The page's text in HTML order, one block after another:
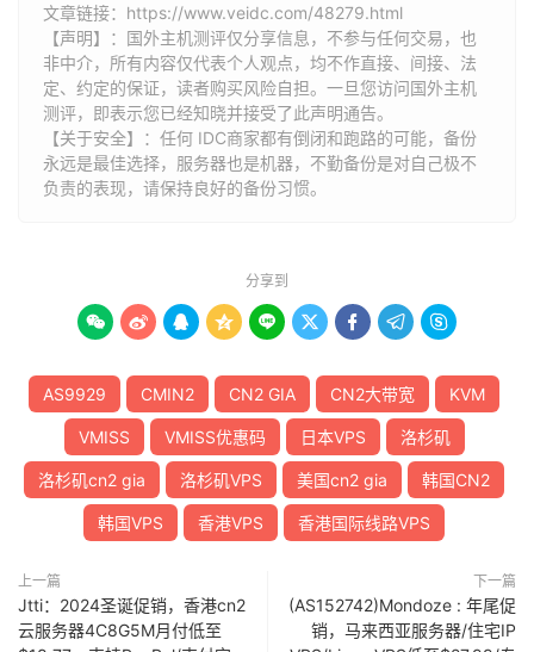
文章链接： https://www.veidc.com/48279.html
【声明】：国外主机测评仅分享信息，不参与任何交易，也
非中介，所有内容仅代表个人观点，均不作直接、间接、法
定、约定的保证，读者购买风险自担。一旦您访问国外主机
测评，即表示您已经知晓并接受了此声明通告。
【关于安全】：任何 IDC商家都有倒闭和跑路的可能，备份
永远是最佳选择，服务器也是机器，不勤备份是对自己极不
负责的表现，请保持良好的备份习惯。
分享到
        
AS9929 CMIN2 CN2 GIA CN2大带宽 KVM
VMISS VMISS优惠码 日本VPS 洛杉矶
洛杉矶cn2 gia 洛杉矶VPS 美国cn2 gia 韩国CN2
韩国VPS 香港VPS 香港国际线路VPS
上一篇
Jtti：2024圣诞促销，香港cn2
云服务器4C8G5M月付低至
下一篇
(AS152742)Mondoze : 年尾促
销，马来西亚服务器/住宅IP